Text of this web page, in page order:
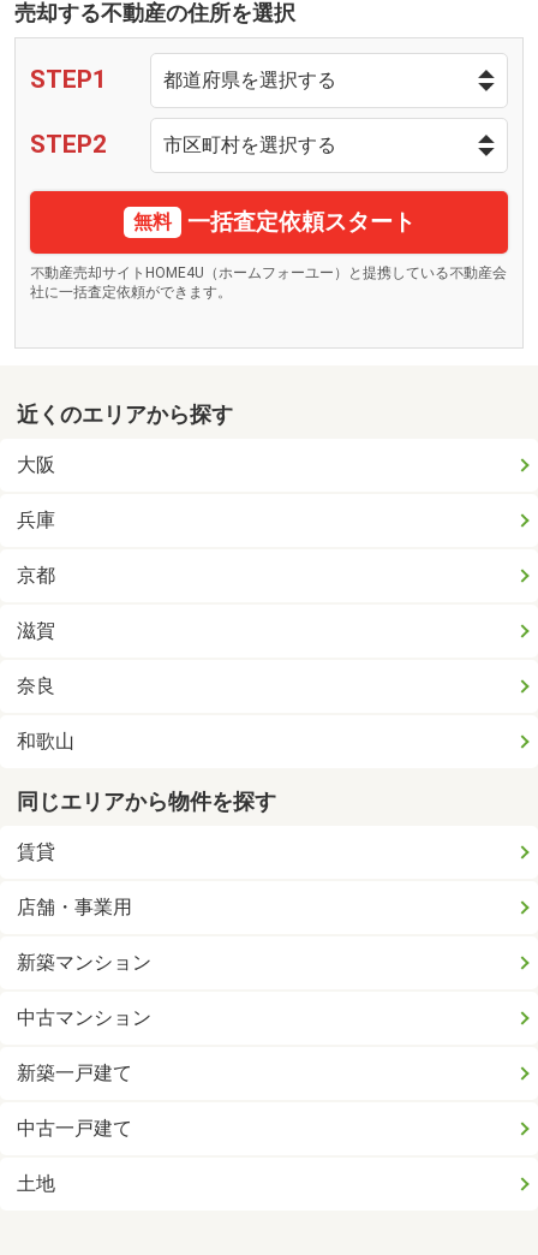
売却する不動産の住所を選択
STEP1
STEP2
無料 一括査定依頼スタート
不動産売却サイトHOME4U（ホームフォーユー）と提携している不動産会
社に一括査定依頼ができます。
近くのエリアから探す
大阪
兵庫
京都
滋賀
奈良
和歌山
同じエリアから物件を探す
賃貸
店舗・事業用
新築マンション
中古マンション
新築一戸建て
中古一戸建て
土地